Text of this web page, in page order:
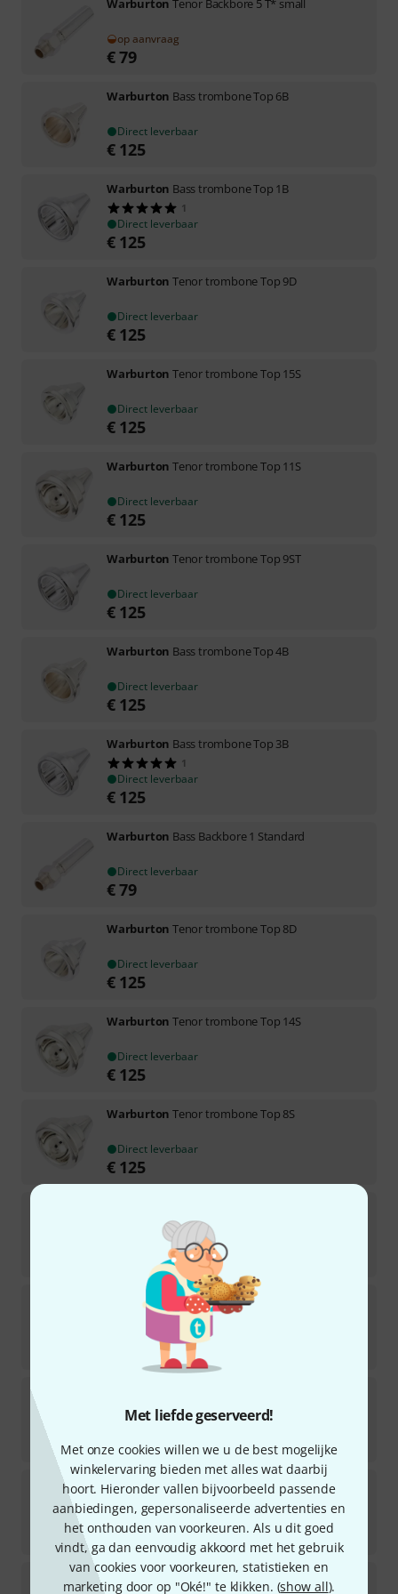
Met liefde geserveerd!
Met onze cookies willen we u de best mogelijke
winkelervaring bieden met alles wat daarbij
hoort. Hieronder vallen bijvoorbeeld passende
aanbiedingen, gepersonaliseerde advertenties en
het onthouden van voorkeuren. Als u dit goed
vindt, ga dan eenvoudig akkoord met het gebruik
van cookies voor voorkeuren, statistieken en
marketing door op "Oké!" te klikken. (show all).
op aanvraag
€79
Warburton Bass trombone Top 6B
Direct leverbaar
€ 125
Warburton Bass trombone Top 1B
1
Direct leverbaar
€ 125
Warburton Tenor trombone Top 9D
Direct leverbaar
€ 125
Warburton Tenor trombone Top 15S
Direct leverbaar
€ 125
Warburton Tenor trombone Top 11S
Direct leverbaar
€ 125
Warburton Tenor trombone Top 9ST
Direct leverbaar
€ 125
Warburton Bass trombone Top 4B
Direct leverbaar
€ 125
Warburton Bass trombone Top 3B
1
Direct leverbaar
€ 125
Warburton Bass Backbore 1 Standard
Direct leverbaar
€79
Warburton Tenor trombone Top 8D
Direct leverbaar
€ 125
Warburton Tenor trombone Top 14S
Direct leverbaar
€ 125
Warburton Tenor trombone Top 8S
Direct leverbaar
€ 125
Direct leverbaar
Warburton Tenor Backbore 1 ST large
Direct leverbaar
Direct leverbaar
€ 79
WarburtonTenor trombone Top 9S
Direct leverbaar
€125
Warburton Tenor Backbore 2 ST large